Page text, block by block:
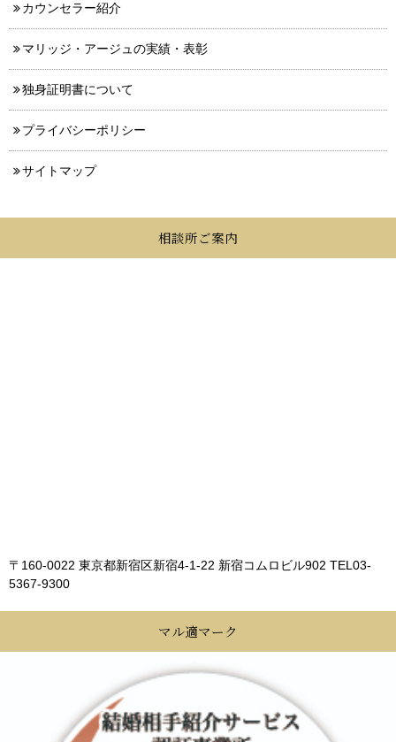
カウンセラー紹介
マリッジ・アージュの実績・表彰
独身証明書について
プライバシーポリシー
サイトマップ
相談所ご案内
〒160-0022 東京都新宿区新宿4-1-22 新宿コムロビル902 TEL03-
5367-9300
マル適マーク